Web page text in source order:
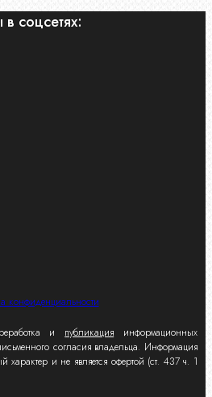
соцсетях:
конфиденциальности
и публикация информационных
согласия владельца. Информация
и не является офертой (ст. 437 ч. 1